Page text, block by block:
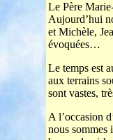
Le Père
Aujourd’hui
et Michèle,
évoquées…
Le temps est
aux terrains
sont vastes,
A l’occasion
nous sommes